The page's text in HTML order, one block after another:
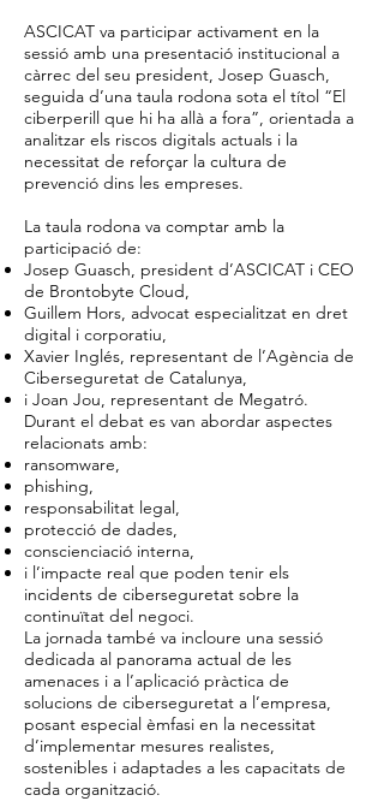
ASCICAT va participar activament en la
sessió amb una presentació institucional a
càrrec del seu president, Josep Guasch,
seguida d’una taula rodona sota el títol “El
ciberperill que hi ha allà a fora”, orientada a
analitzar els riscos digitals actuals i la
necessitat de reforçar la cultura de
prevenció dins les empreses.
La taula rodona va comptar amb la
participació de:
Josep Guasch, president d’ASCICAT i CEO
de Brontobyte Cloud,
Guillem Hors, advocat especialitzat en dret
digital i corporatiu,
Xavier Inglés, representant de l’Agència de
Ciberseguretat de Catalunya,
i Joan Jou, representant de Megatró.
Durant el debat es van abordar aspectes
relacionats amb:
ransomware,
phishing,
responsabilitat legal,
protecció de dades,
conscienciació interna,
i l’impacte real que poden tenir els
incidents de ciberseguretat sobre la
continuïtat del negoci.
La jornada també va incloure una sessió
dedicada al panorama actual de les
amenaces i a l’aplicació pràctica de
solucions de ciberseguretat a l’empresa,
posant especial èmfasi en la necessitat
d’implementar mesures realistes,
sostenibles i adaptades a les capacitats de
cada organització.